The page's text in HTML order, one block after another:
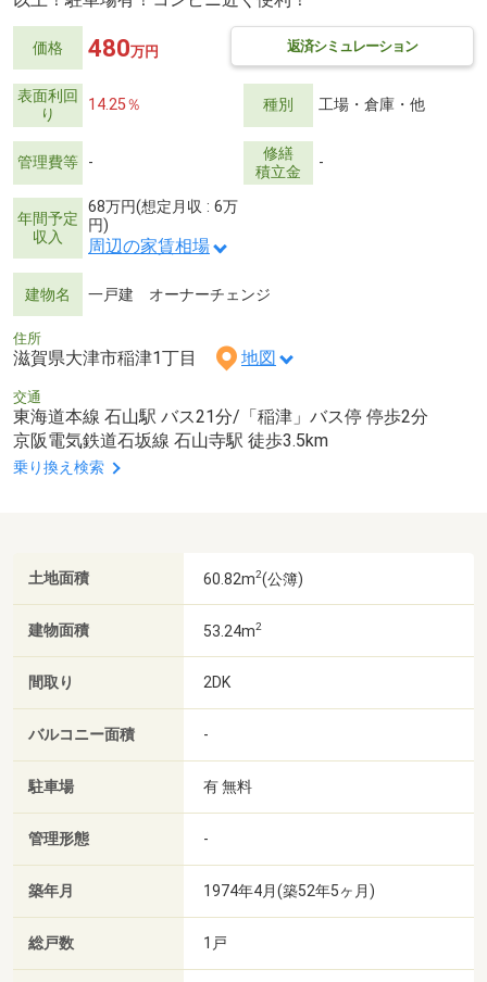
価格 返済シミュレーション
480万円
表面利回
り
14.25％ 種別 工場・倉庫・他
管理費等 -
修繕
積立金
-
年間予定
収入
68万円(想定月収 : 6万
円)
周辺の家賃相場
建物名 一戸建 オーナーチェンジ
住所
滋賀県大津市稲津1丁目 地図
交通
東海道本線 石山駅 バス21分/「稲津」バス停 停歩2分
京阪電気鉄道石坂線 石山寺駅 徒歩3.5km
乗り換え検索
土地面積 60.82m2(公簿)
建物面積 53.24m2
間取り 2DK
バルコニー面積 -
駐車場 有 無料
管理形態 -
築年月 1974年4月(築52年5ヶ月)
総戸数 1戸